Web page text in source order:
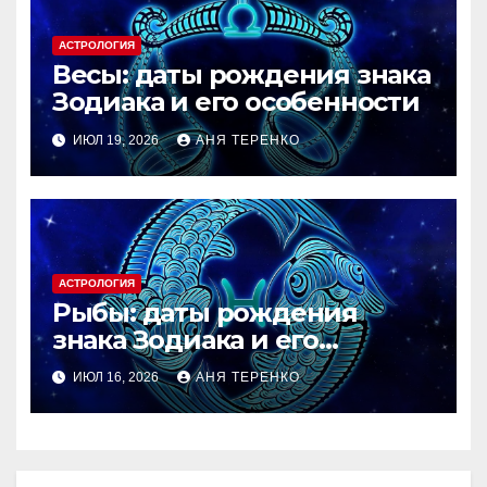
АСТРОЛОГИЯ
Весы: даты рождения знака
Зодиака и его особенности
ИЮЛ 19, 2026 АНЯ ТЕРЕНКО
АСТРОЛОГИЯ
Рыбы: даты рождения
знака Зодиака и его
особенности
ИЮЛ 16, 2026 АНЯ ТЕРЕНКО